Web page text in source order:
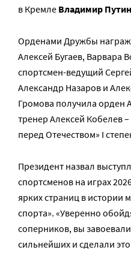
в Кремле Владимир Путин
Орденами Дружбы
Алексей Бугаев, Варвара
спортсмен-ведущий
Александр Назаров и
Громова получила орден
тренер Алексей Кобелев
перед Отечеством» I
Президент назвал
спортсменов на играх
ярких страниц в истории
спорта». «Уверенно
соперников, вы
сильнейших и сделали